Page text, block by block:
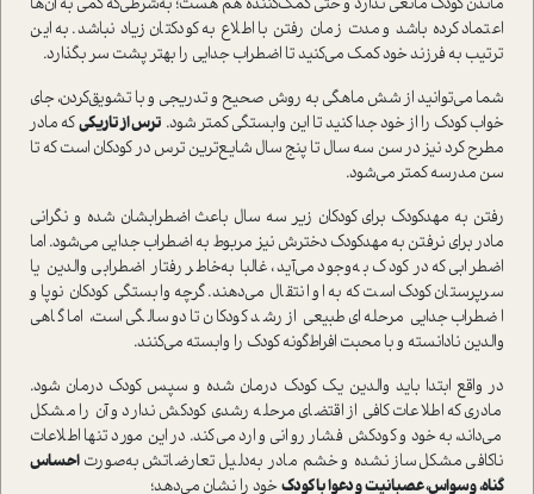
ماندن کودک مانعی ندارد و حتی کمک‌کننده هم هست؛ به‌شرطی‌که کمی به آن‌ها
اعتماد کرده باشد و مدت زمان رفتن با اطلاع به کودکتان زیاد نباشد. به اين
ترتيب به فرزند خود كمك مي‌كنيد تا اضطراب جدايي را بهتر پشت سر بگذارد.
شما می‌توانید از شش ماهگی به روش صحیح و تدریجی و با تشویق‌کردن، جای
خواب کودک را از خود جدا کنید تا این وابستگی کمتر شود. ترس از تاریکیکه مادر
مطرح کرد نیز در سن سه سال تا پنج سال شایع‌ترین ترس در کودکان است که تا
سن مدرسه کمتر می‌شود.
رفتن به مهد‌کودک برای کودکان زیر سه سال باعث اضطرابشان شده و نگرانی
مادر برای نرفتن به مهد‌کودک دخترش نیز مربوط به اضطراب جدایی می‌شود. اما
اضطرابی که در کودک به‌وجود می‌آید، غالبا به‌خاطر رفتار اضطرابی والدین یا
سرپرستان کودک است که به او انتقال می‌دهند. گرچه وابستگی کودکان نوپا و
اضطراب جدایی مرحله‌ای طبیعی از رشد کودکان تا دوسالگی است، اما گاهی
والدین نادانسته و با محبت افراط‌گونه کودک را وابسته می‌کنند.
در واقع ابتدا باید والدین یک کودک درمان شده و سپس کودک درمان شود.
مادری که اطلاعات کافی از اقتضای مرحله رشدی کودکش ندارد و آن را مشکل
می‌داند، به خود و کودکش فشار روانی وارد می‌کند. در این مورد تنها اطلاعات
ناکافی مشکل‌ساز نشده و خشم مادر به‌دلیل تعارضاتش به‌صورت احساس
گناه، وسواس، عصبانیت و دعوا با کودک خود را نشان می‌دهد؛